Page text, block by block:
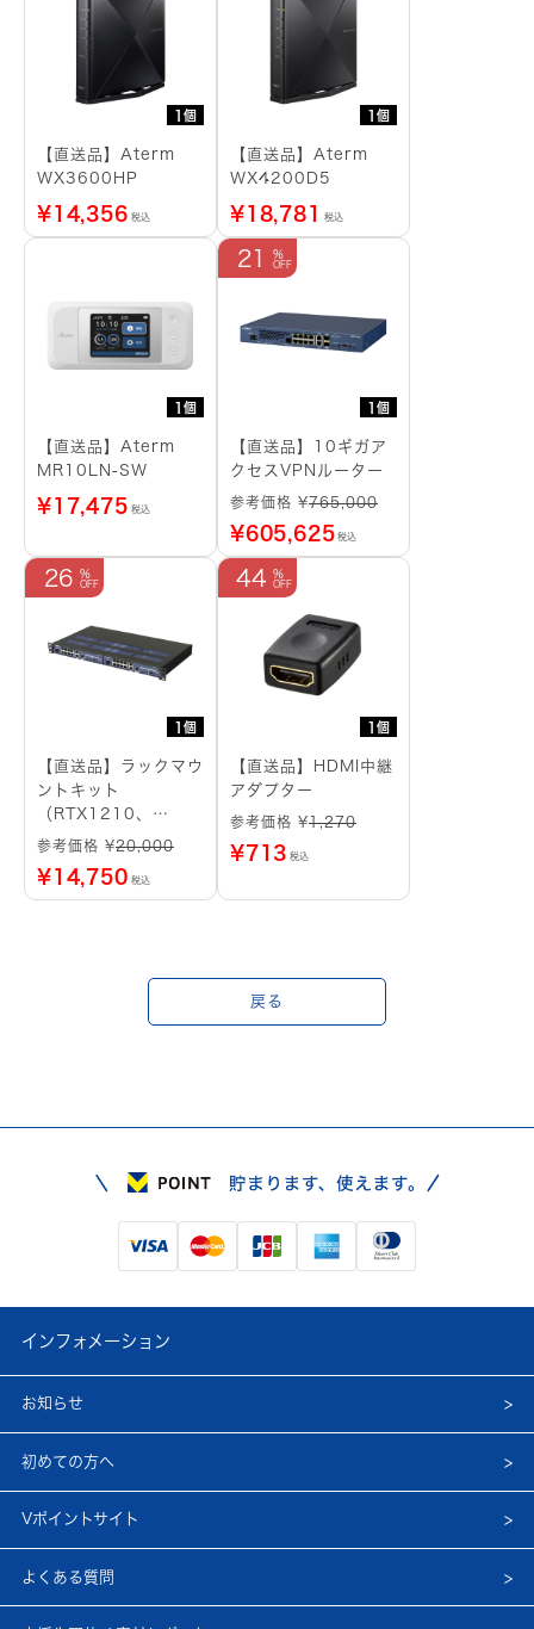
1個
【直送品】Aterm
WX3600HP
¥14,356 税込
1個
【直送品】Aterm
WX4200D5
¥18,781 税込
1個
【直送品】Aterm
MR10LN-SW
¥17,475 税込
1個
21
【直送品】10ギガア
クセスVPNルーター
参考価格 ¥765,000
¥605,625 税込
1個
26
【直送品】ラックマウ
ントキット
（RTX1210、
RTX1220用）
参考価格 ¥20,000
¥14,750 税込
1個
44
【直送品】HDMI中継
アダプター
参考価格 ¥1,270
¥713 税込
戻る
インフォメーション
お知らせ
初めての方へ
Vポイントサイト
よくある質問